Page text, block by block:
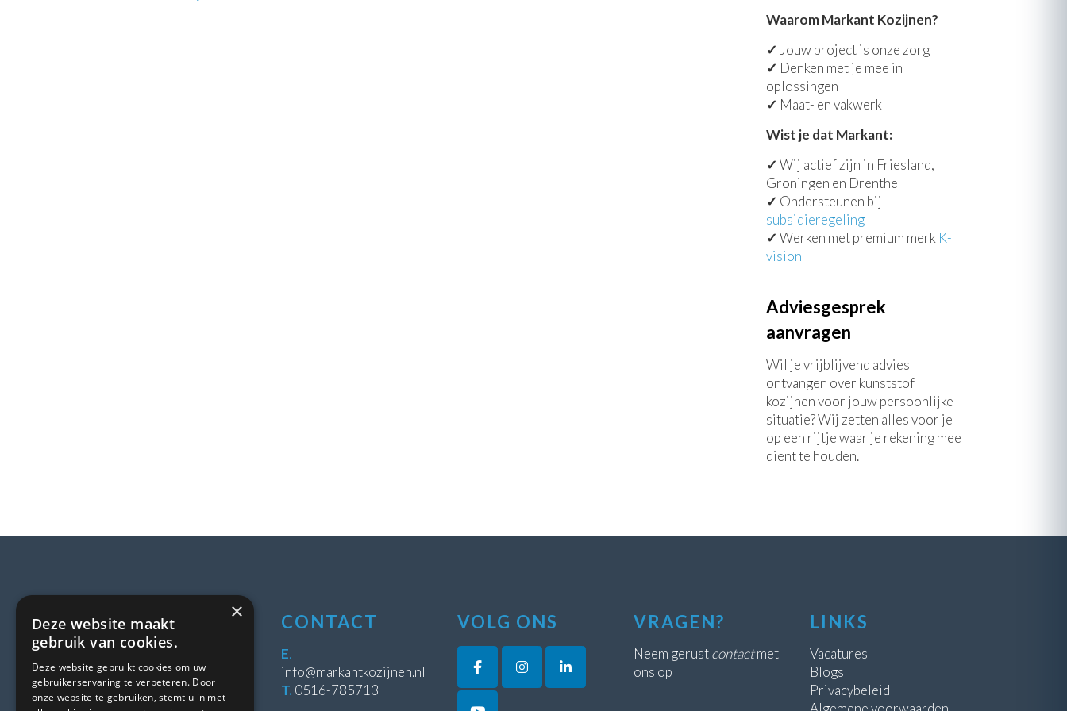
Waarom Markant Kozijnen?
✓ Jouw project is onze zorg
✓ Denken met je mee in
oplossingen
✓ Maat- en vakwerk
Wist je dat Markant:
✓ Wij actief zijn in Friesland,
Groningen en Drenthe
✓ Ondersteunen bij
subsidieregeling
✓ Werken met premium merk K-
vision
Adviesgesprek
aanvragen
Wil je vrijblijvend advies
ontvangen over kunststof
kozijnen voor jouw persoonlijke
situatie? Wij zetten alles voor je
op een rijtje waar je rekening mee
dient te houden.
LOCATIE
8431 WE Oosterwolde
CONTACT
E.
info@markantkozijnen.nl
T. 0516-785713
VOLG ONS VRAGEN?
Neem gerustcontactmet
ons op
LINKS
Vacatures
Blogs
Privacybeleid
×
Deze website maakt
gebruik van cookies.
Deze website gebruikt cookies om uw
gebruikerservaring te verbeteren. Door
onze website te gebruiken, stemt u in met